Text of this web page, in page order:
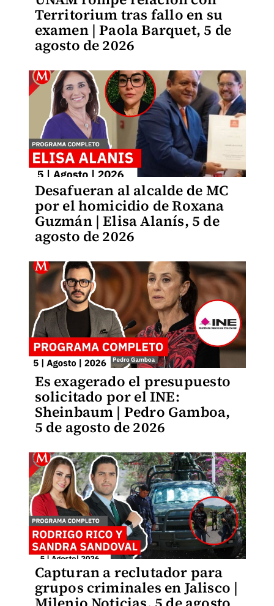
Territorium tras fallo en su
examen | Paola Barquet, 5 de
agosto de 2026
Desafueran al alcalde de MC
por el homicidio de Roxana
Guzmán | Elisa Alanís, 5 de
agosto de 2026
Es exagerado el presupuesto
solicitado por el INE:
Sheinbaum | Pedro Gamboa,
5 de agosto de 2026
Capturan a reclutador para
grupos criminales en Jalisco |